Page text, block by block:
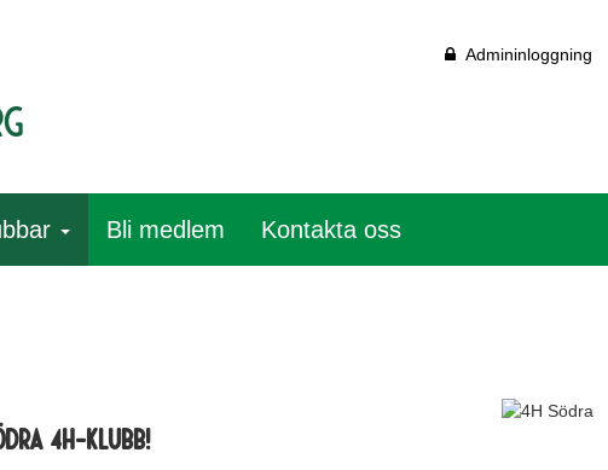
Admininloggning
Bli medlem Kontakta oss
4H-klubb!